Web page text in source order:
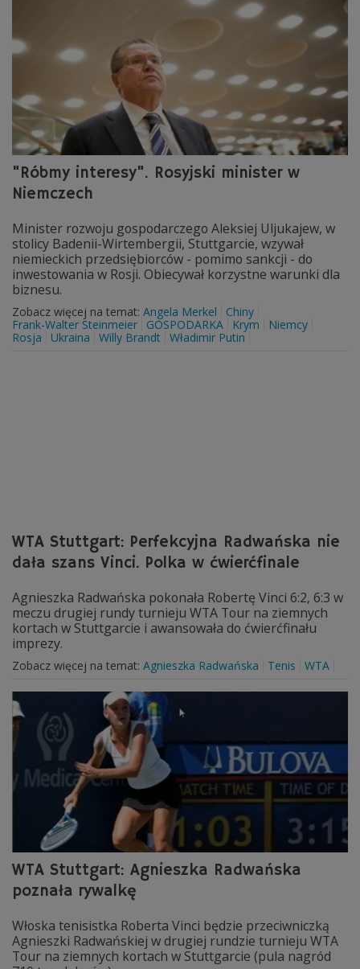
"Róbmy interesy". Rosyjski minister w
Niemczech
Minister rozwoju gospodarczego Aleksiej Uljukajew, w
stolicy Badenii-Wirtembergii, Stuttgarcie, wzywał
niemieckich przedsiębiorców - pomimo sankcji - do
inwestowania w Rosji. Obiecywał korzystne warunki dla
biznesu.
Zobacz więcej na temat: Angela Merkel
Chiny
Frank-Walter Steinmeier
GOSPODARKA Krym
Niemcy
Rosja
Ukraina Willy Brandt Władimir Putin
WTA Stuttgart: Perfekcyjna Radwańska nie
dała szans Vinci. Polka w ćwierćfinale
Agnieszka Radwańska pokonała Robertę Vinci 6:2, 6:3 w
meczu drugiej rundy turnieju WTA Tour na ziemnych
kortach w Stuttgarcie i awansowała do ćwierćfinału
imprezy.
Zobacz więcej na temat: Agnieszka Radwańska Tenis WTA
WTA Stuttgart: Agnieszka Radwańska
poznała rywalkę
Włoska tenisistka Roberta Vinci będzie przeciwniczką
Agnieszki Radwańskiej w drugiej rundzie turnieju WTA
Tour na ziemnych kortach w Stuttgarcie (pula nagród